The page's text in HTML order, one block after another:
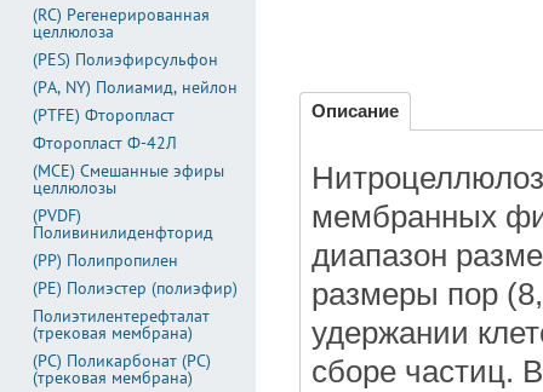
Описание
мембранных
диапазон
размеры пор
удержании
сборе частиц.
(RC) Регенерированная
целлюлоза
(PES) Полиэфирсульфон
(PA, NY) Полиамид, нейлон
(PTFE) Фторопласт
Фторопласт Ф-42Л
(MCE) Смешанные эфиры
целлюлозы
(PVDF)
Поливинилиденфторид
(PP) Полипропилен
(PE) Полиэстер (полиэфир)
Полиэтилентерефталат
(трековая мембрана)
(PC) Поликарбонат (PC)
(трековая мембрана)